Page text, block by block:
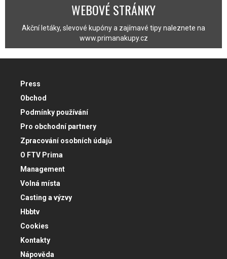
WEBOVÉ STRÁNKY
Akční letáky, slevové kupóny a zajímavé tipy naleznete na
www.primanakupy.cz
Press
Obchod
Podmínky používání
Pro obchodní partnery
Zpracování osobních údajů
O FTV Prima
Management
Volná místa
Casting a výzvy
Hbbtv
Cookies
Kontakty
Nápověda